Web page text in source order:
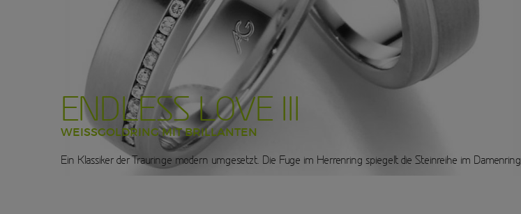
ENDLESS LOVE III
WEISSGOLDRING MIT BRILLANTEN
Ein Klassiker der Trauringe modern umgesetzt. Die Fuge im Herrenring spiegelt die Steinreihe im Damenring.